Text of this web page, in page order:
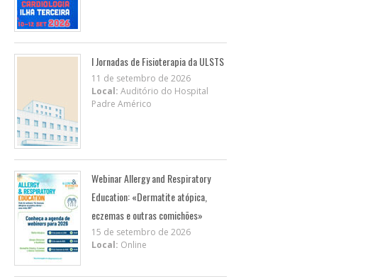
I Jornadas de Fisioterapia da ULSTS
11 de setembro de 2026
Local: Auditório do Hospital
Padre Américo
Webinar Allergy and Respiratory
Education: «Dermatite atópica,
eczemas e outras comichões»
15 de setembro de 2026
Local: Online